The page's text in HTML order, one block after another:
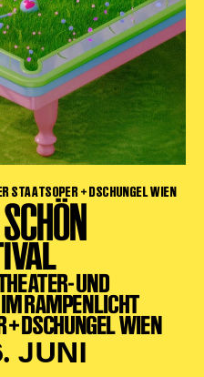
STAATSOPER + DSCHUNGEL WIEN
UND
RAMPENLICHT
+ DSCHUNGEL WIEN
JUNI